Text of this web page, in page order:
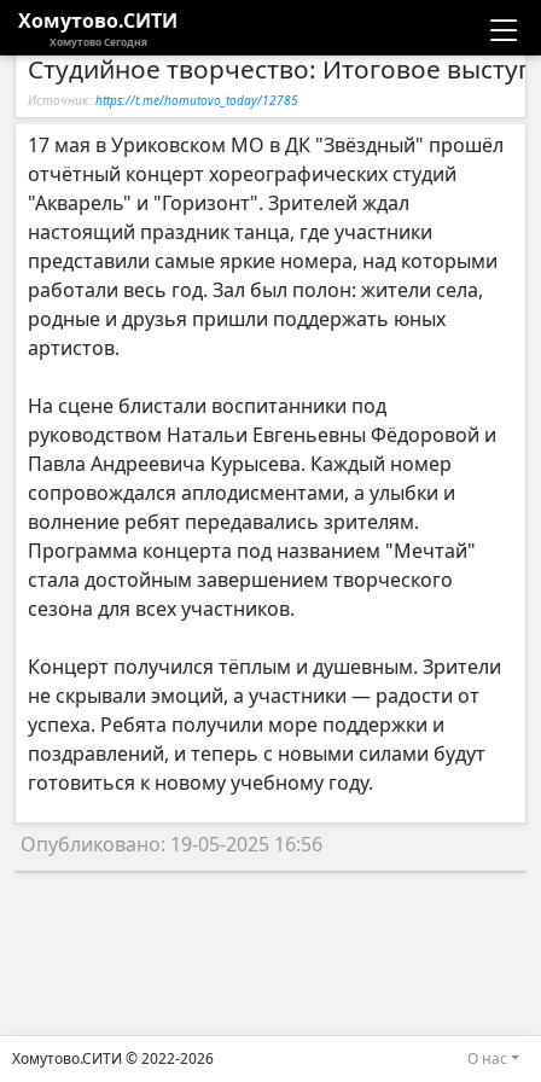
Хомутово.СИТИ
Хомутово Сегодня
Новости
Расписание автобусов
Галерея
Компании
Студийное творчество: Итоговое
Источник: https://t.me/homutovo_today/12785
17 мая в Уриковском МО в ДК "Звёздный" прошёл
отчётный концерт хореографических студий
"Акварель" и "Горизонт". Зрителей ждал
настоящий праздник танца, где участники
представили самые яркие номера, над которыми
работали весь год. Зал был полон: жители села,
родные и друзья пришли поддержать юных
артистов.
На сцене блистали воспитанники под
руководством Натальи Евгеньевны Фёдоровой и
Павла Андреевича Курысева. Каждый номер
сопровождался аплодисментами, а улыбки и
волнение ребят передавались зрителям.
Программа концерта под названием "Мечтай"
стала достойным завершением творческого
сезона для всех участников.
Концерт получился тёплым и душевным. Зрители
не скрывали эмоций, а участники — радости от
успеха. Ребята получили море поддержки и
поздравлений, и теперь с новыми силами будут
готовиться к новому учебному году.
Опубликовано: 19-05-2025 16:56
Хомутово.СИТИ © 2022-2026 О нас